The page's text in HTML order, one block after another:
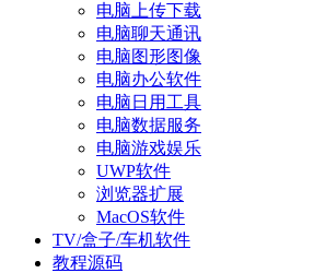
电脑上传下载
电脑聊天通讯
电脑图形图像
电脑办公软件
电脑日用工具
电脑数据服务
电脑游戏娱乐
UWP软件
浏览器扩展
MacOS软件
TV/盒子/车机软件
教程源码